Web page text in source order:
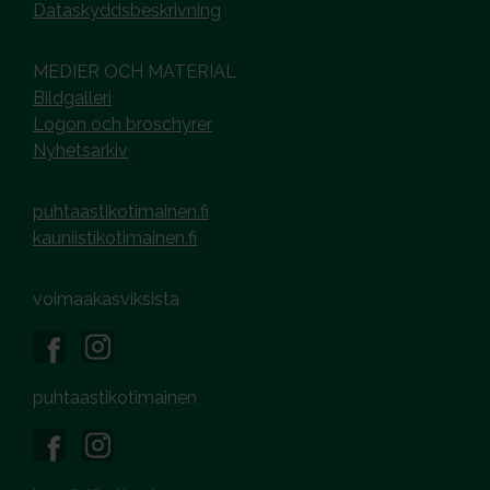
Dataskyddsbeskrivning
MEDIER OCH MATERIAL
Bildgalleri
Logon och broschyrer
Nyhetsarkiv
puhtaastikotimainen.fi
kauniistikotimainen.fi
voimaakasviksista
puhtaastikotimainen